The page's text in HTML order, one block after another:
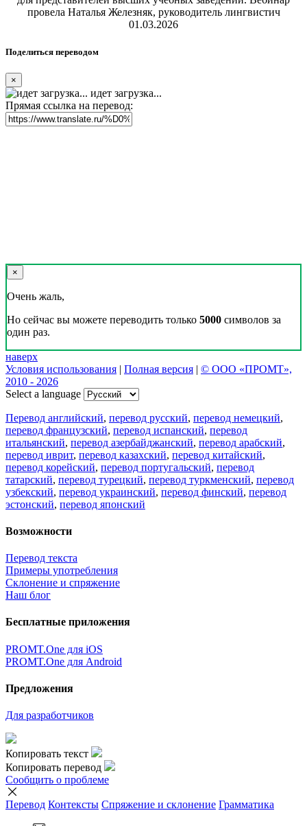
провела Наталья Железняк, руководитель лингвистич
01.03.2026
Поделиться переводом
×
идет загрузка...
Прямая ссылка на перевод:
×
Очень жаль,
Но сейчас вы можете переводить только 5000 символов за
один раз.
наверх
Условия использования | Полная версия | © ООО «ПРОМТ»,
2010 - 2026
Select a language
Перевод английский, перевод русский, перевод немецкий,
перевод французский, перевод испанский, перевод
итальянский, перевод азербайджанский, перевод арабский,
перевод иврит, перевод казахский, перевод китайский,
перевод корейский, перевод португальский, перевод
татарский, перевод турецкий, перевод туркменский, перевод
узбекский, перевод украинский, перевод финский, перевод
эстонский, перевод японский
Возможности
Перевод текста
Примеры употребления
Склонение и спряжение
Наш блог
Бесплатные приложения
PROMT.One для iOS
PROMT.One для Android
Предложения
Для разработчиков
Копировать текст
Копировать перевод
Сообщить о проблеме
Перевод Контексты Спряжение и склонение Грамматика